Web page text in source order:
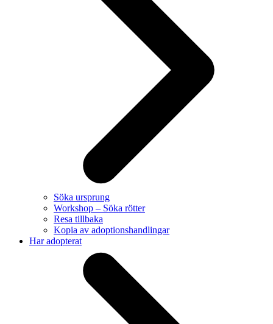
Söka ursprung
Workshop – Söka rötter
Resa tillbaka
Kopia av adoptionshandlingar
Har adopterat